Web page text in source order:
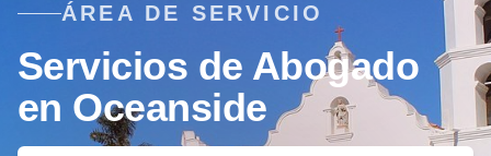
ÁREA DE SERVICIO
Servicios de Abogado
en Oceanside